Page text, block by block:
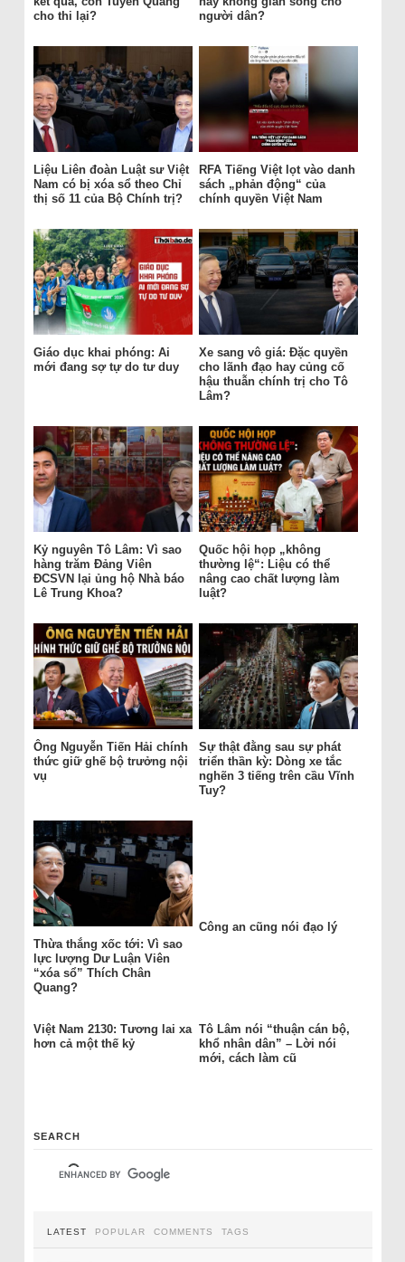
cho thi lại?
người dân?
Liệu Liên đoàn Luật sư Việt
Nam có bị xóa sổ theo Chỉ
thị số 11 của Bộ Chính trị?
RFA Tiếng Việt lọt vào danh
sách „phản động“ của
chính quyền Việt Nam
Giáo dục khai phóng: Ai
mới đang sợ tự do tư duy
Xe sang vô giá: Đặc quyền
cho lãnh đạo hay củng cố
hậu thuẫn chính trị cho Tô
Lâm?
Kỷ nguyên Tô Lâm: Vì sao
hàng trăm Đảng Viên
ĐCSVN lại ủng hộ Nhà báo
Lê Trung Khoa?
Quốc hội họp „không
thường lệ“: Liệu có thể
nâng cao chất lượng làm
luật?
Ông Nguyễn Tiến Hải chính
thức giữ ghế bộ trưởng nội
vụ
Sự thật đằng sau sự phát
triển thần kỳ: Dòng xe tắc
nghẽn 3 tiếng trên cầu Vĩnh
Tuy?
Thừa thắng xốc tới: Vì sao
lực lượng Dư Luận Viên
“xóa sổ” Thích Chân
Quang?
Công an cũng nói đạo lý
Việt Nam 2130: Tương lai xa
hơn cả một thế kỷ
Tô Lâm nói “thuận cán bộ,
khổ nhân dân” – Lời nói
mới, cách làm cũ
SEARCH
LATEST POPULAR COMMENTS TAGS